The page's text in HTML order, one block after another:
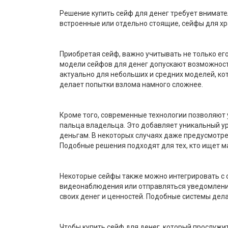
Решение купить сейф для денег требует
встроенные или отдельно стоящие, сейфы для
Приобретая сейф, важно учитывать не только
модели сейфов для денег допускают
актуально для небольших и средних моделей,
делает попытки взлома намного сложнее.
Кроме того, современные технологии
пальца владельца. Это добавляет уникальный
деньгам. В некоторых случаях даже
Подобные решения подходят для тех, кто ищет
Некоторые сейфы также можно интегрировать
видеонаблюдения или отправляться
своих денег и ценностей. Подобные системы